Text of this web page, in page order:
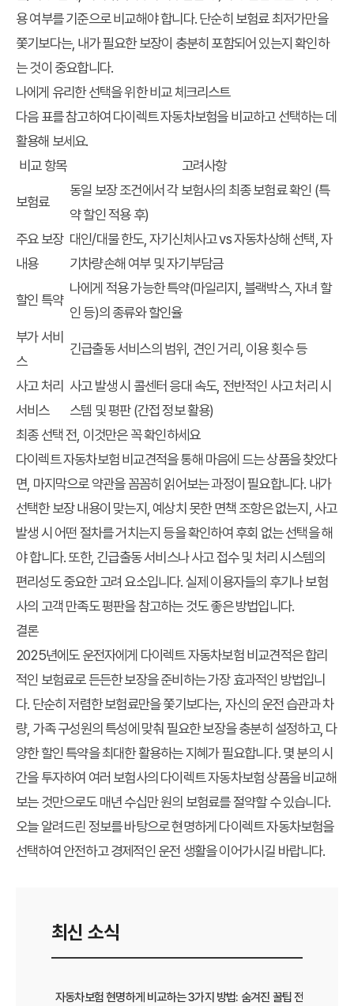
용 여부를 기준으로 비교해야 합니다. 단순히 보험료 최저가만을
쫓기보다는, 내가 필요한 보장이 충분히 포함되어 있는지 확인하
는 것이 중요합니다.
나에게 유리한 선택을 위한 비교 체크리스트
다음 표를 참고하여 다이렉트 자동차보험을 비교하고 선택하는 데
활용해 보세요.
비교 항목
고려사항
보험료
동일 보장 조건에서 각 보험사의 최종 보험료 확인 (특
약 할인 적용 후)
주요 보장
내용
대인/대물 한도, 자기신체사고 vs 자동차상해 선택, 자
기차량손해 여부 및 자기부담금
할인 특약
나에게 적용 가능한 특약(마일리지, 블랙박스, 자녀 할
인 등)의 종류와 할인율
부가 서비
스
긴급출동 서비스의 범위, 견인 거리, 이용 횟수 등
사고 처리
서비스
사고 발생 시 콜센터 응대 속도, 전반적인 사고 처리 시
스템 및 평판 (간접 정보 활용)
최종 선택 전, 이것만은 꼭 확인하세요
다이렉트 자동차보험 비교견적을 통해 마음에 드는 상품을 찾았다
면, 마지막으로 약관을 꼼꼼히 읽어보는 과정이 필요합니다. 내가
선택한 보장 내용이 맞는지, 예상치 못한 면책 조항은 없는지, 사고
발생 시 어떤 절차를 거치는지 등을 확인하여 후회 없는 선택을 해
야 합니다. 또한, 긴급출동 서비스나 사고 접수 및 처리 시스템의
편리성도 중요한 고려 요소입니다. 실제 이용자들의 후기나 보험
사의 고객 만족도 평판을 참고하는 것도 좋은 방법입니다.
결론
2025년에도 운전자에게 다이렉트 자동차보험 비교견적은 합리
적인 보험료로 든든한 보장을 준비하는 가장 효과적인 방법입니
다. 단순히 저렴한 보험료만을 쫓기보다는, 자신의 운전 습관과 차
량, 가족 구성원의 특성에 맞춰 필요한 보장을 충분히 설정하고, 다
양한 할인 특약을 최대한 활용하는 지혜가 필요합니다. 몇 분의 시
간을 투자하여 여러 보험사의 다이렉트 자동차보험 상품을 비교해
보는 것만으로도 매년 수십만 원의 보험료를 절약할 수 있습니다.
오늘 알려드린 정보를 바탕으로 현명하게 다이렉트 자동차보험을
선택하여 안전하고 경제적인 운전 생활을 이어가시길 바랍니다.
최신 소식
자동차보험 현명하게 비교하는 3가지 방법: 숨겨진 꿀팁 전격 공개